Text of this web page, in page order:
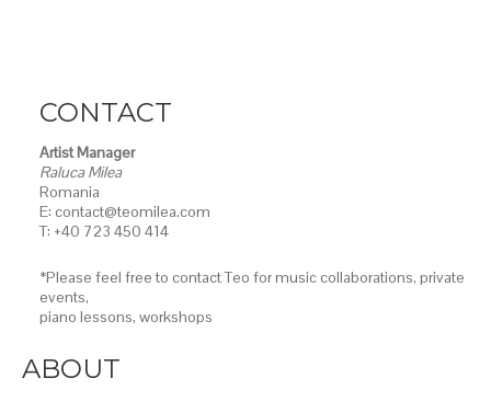
CONTACT
Artist Manager
Raluca Milea
Romania
E: contact@teomilea.com
T: +40 723 450 414
*Please feel free to contact Teo for music collaborations, private
events,
piano lessons, workshops
ABOUT